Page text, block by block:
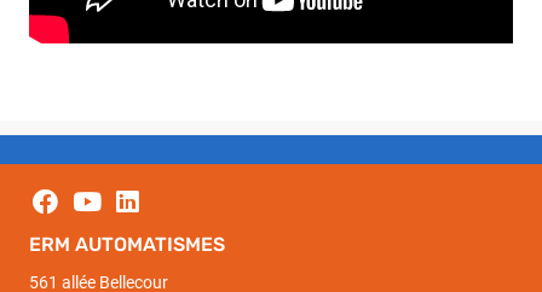
ERM AUTOMATISMES
561 allée Bellecour